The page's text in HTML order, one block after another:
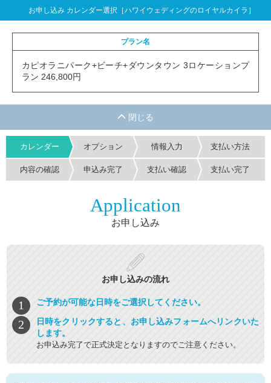
お申し込み カレンダー選択［ハワイウェディングのロイヤルカイラ］
プラン名
カピオラニパーク+ビーチ+ダウンタウン 3ロケーションプ
ラン 246,800円
カレンダー オプション 情報入力 支払い方法
内容の確認 申込み完了 支払い確認 支払い完了
Application
お申し込み
お申し込みの流れ
ご予約が可能な日時をご選択してください。
日時をクリックすると、お申し込みフォームへリンクいた
します。
お申込み完了で正式決定となりますのでご注意ください。